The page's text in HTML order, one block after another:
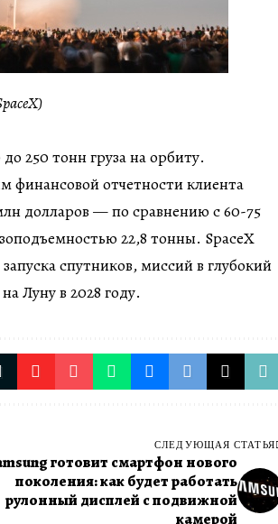
250 тонн груза на орбиту.
финансовой отчетности клиента
долларов — по сравнению с 60-75
22,8 тонны. SpaceX
спутников, миссий в глубокий
Луну в 2028 году.
СЛЕДУЮЩАЯ СТАТЬЯ
готовит смартфон нового
поколения: как будет работать
рулонный дисплей с подвижной
камерой